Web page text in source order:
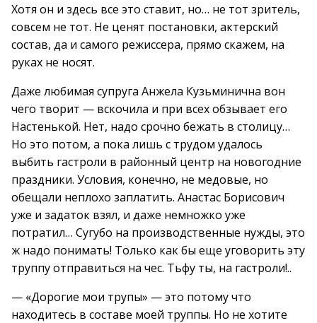
Хотя он и здесь все это ставит, но… не тот зритель,
совсем не тот. Не ценят постановки, актерский
состав, да и самого режиссера, прямо скажем, на
руках не носят.
Даже любимая супруга Анжела Кузьминична вон
чего творит — вскочила и при всех обзывает его
Настенькой. Нет, надо срочно бежать в столицу…
Но это потом, а пока лишь с трудом удалось
выбить гастроли в районный центр на новогодние
праздники. Условия, конечно, не медовые, но
обещали неплохо заплатить. Анастас Борисович
уже и задаток взял, и даже немножко уже
потратил… Сугубо на производственные нужды, это
ж надо понимать! Только как бы еще уговорить эту
труппу отправиться на чес. Тьфу ты, на гастроли!..
— «Дорогие мои трупы» — это потому что
находитесь в составе моей труппы. Но не хотите